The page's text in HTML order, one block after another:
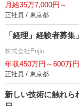
月給35万7,000円～
正社員 / 東京都
「経理」経験者募
株式会社Enjin
年収450万円～600万円
正社員 / 東京都
新しい技術に触れら